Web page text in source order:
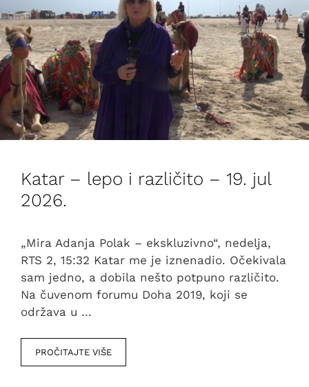
Katar – lepo i različito – 19. jul
2026.
„Mira Adanja Polak – ekskluzivno“, nedelja,
RTS 2, 15:32 Katar me je iznenadio. Očekivala
sam jedno, a dobila nešto potpuno različito.
Na čuvenom forumu Doha 2019, koji se
održava u …
PROČITAJTE VIŠE